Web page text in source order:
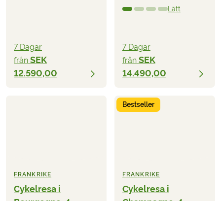
7 Dagar
från SEK
12.590,00
Lätt
7 Dagar
från SEK
14.490,00
FRANKRIKE
Cykelresa i
Bestseller
FRANKRIKE
Cykelresa i